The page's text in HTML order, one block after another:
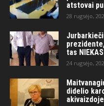
atstovai
28 rugsėjo,
tas
24 rugsėjo,
didelio
akivaizdoje